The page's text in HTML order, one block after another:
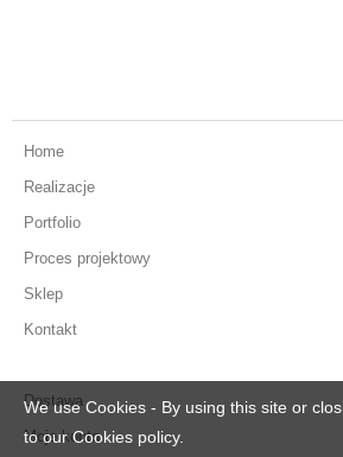
Home
Realizacje
Portfolio
Proces projektowy
Sklep
Kontakt
Dostawa
Moje konto
We use Cookies - By using this site or
to our Cookies policy.